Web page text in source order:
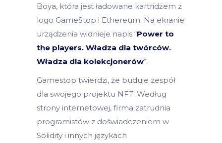
Boya, która jest ładowane kartridżem z
logo GameStop i Ethereum. Na ekranie
urządzenia widnieje napis “Power to
the players. Władza dla twórców.
Władza dla kolekcjonerów“.
Gamestop twierdzi, że buduje zespół
dla swojego projektu NFT. Według
strony internetowej, firma zatrudnia
programistów z doświadczeniem w
Solidity i innych językach